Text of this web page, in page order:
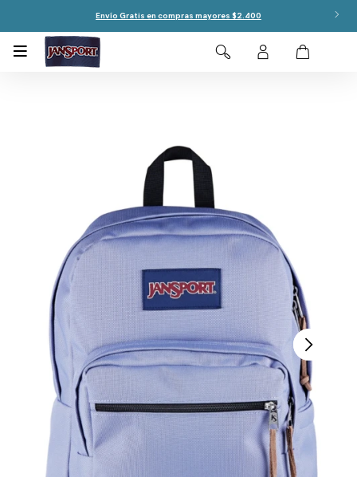
Envío Gratis en compras mayores $2.400
